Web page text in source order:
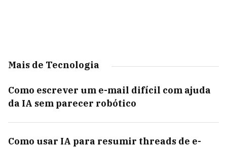
Mais de Tecnologia
Como escrever um e-mail difícil com ajuda
da IA sem parecer robótico
Como usar IA para resumir threads de e-